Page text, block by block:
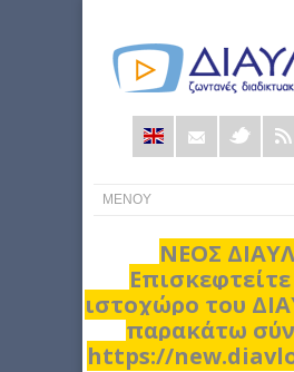
ΝΕΟΣ
ιστοχώρο του
παρακάτω
https://